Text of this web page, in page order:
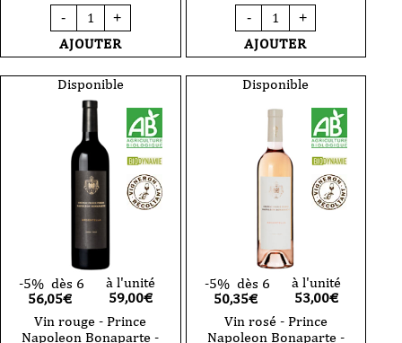
-
quantité
de
Vin
rouge
Prince
Napoleon
Bonaparte
Bleu
Imperial
75
cl
2023
+
AJOUTER
-
quantité
de
Vin
rouge
Prince
Napoleon
Bonaparte
Argentella
75
cl
2023
+
AJOUTER
Disponible
-5% dès 6
56,05€
à l'unité
59,00€
Vin rouge - Prince
Napoleon Bonaparte -
Disponible
-5% dès 6
50,35€
à l'unité
53,00€
Vin rosé - Prince
Napoleon Bonaparte -